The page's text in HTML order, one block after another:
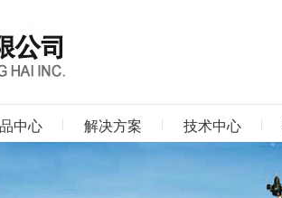
中心 解决方案 技术中心